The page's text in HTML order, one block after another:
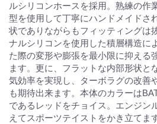
ルシリコンホースを採用。熟練の作
型を使用して丁寧にハンドメイドさ
状でありながらもフィッティングは
ナルシリコンを使用した積層構造に
た際の変形や膨張を最小限に抑える
ます。更に、フラットな内部形状と
気効率を実現し、ターボラグの改善
も期待出来ます。本体のカラーは
であるレッドをチョイス。エンジン
えてスポーツテイストをかき立てます